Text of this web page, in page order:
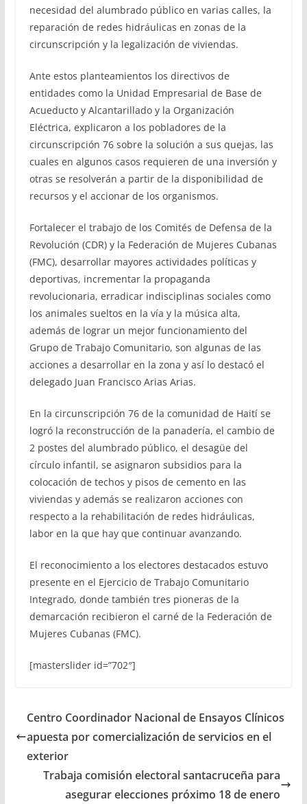
necesidad del alumbrado público en varias calles, la
reparación de redes hidráulicas en zonas de la
circunscripción y la legalización de viviendas.
Ante estos planteamientos los directivos de
entidades como la Unidad Empresarial de Base de
Acueducto y Alcantarillado y la Organización
Eléctrica, explicaron a los pobladores de la
circunscripción 76 sobre la solución a sus quejas, las
cuales en algunos casos requieren de una inversión y
otras se resolverán a partir de la disponibilidad de
recursos y el accionar de los organismos.
Fortalecer el trabajo de los Comités de Defensa de la
Revolución (CDR) y la Federación de Mujeres Cubanas
(FMC), desarrollar mayores actividades políticas y
deportivas, incrementar la propaganda
revolucionaria, erradicar indisciplinas sociales como
los animales sueltos en la vía y la música alta,
además de lograr un mejor funcionamiento del
Grupo de Trabajo Comunitario, son algunas de las
acciones a desarrollar en la zona y así lo destacó el
delegado Juan Francisco Arias Arias.
En la circunscripción 76 de la comunidad de Haití se
logró la reconstrucción de la panadería, el cambio de
2 postes del alumbrado público, el desagüe del
círculo infantil, se asignaron subsidios para la
colocación de techos y pisos de cemento en las
viviendas y además se realizaron acciones con
respecto a la rehabilitación de redes hidráulicas,
labor en la que hay que continuar avanzando.
El reconocimiento a los electores destacados estuvo
presente en el Ejercicio de Trabajo Comunitario
Integrado, donde también tres pioneras de la
demarcación recibieron el carné de la Federación de
Mujeres Cubanas (FMC).
[masterslider id=”702″]
Centro Coordinador Nacional de Ensayos Clínicos
apuesta por comercialización de servicios en el
exterior
Trabaja comisión electoral santacruceña para
asegurar elecciones próximo 18 de enero